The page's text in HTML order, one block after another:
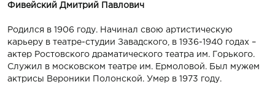
Фивейский Дмитрий Павлович
Родился в 1906 году. Начинал свою артистическую
карьеру в театре-студии Завадского, в 1936-1940 годах –
актер Ростовского драматического театра им. Горького.
Служил в московском театре им. Ермоловой. Был мужем
актрисы Вероники Полонской. Умер в 1973 году.